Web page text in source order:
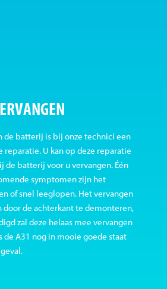
de batterij is bij onze technici een
reparatie. U kan op deze reparatie
batterij voor u vervangen. Één
symptomen zijn het
of snel leeglopen. Het vervangen
door de achterkant te demonteren,
zal deze helaas mee vervangen
de A31 nog in mooie goede staat